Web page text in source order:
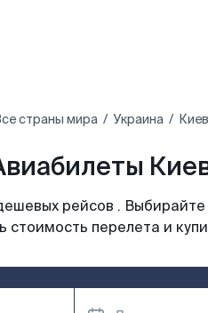
страны мира Украина Киев
рейсов .
стоимость перелета и